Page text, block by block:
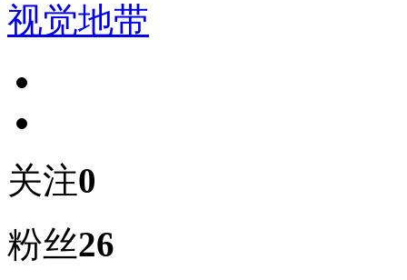
视觉地带
关注0
粉丝26